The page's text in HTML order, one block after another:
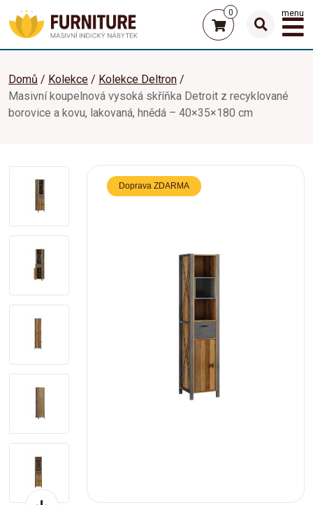
0 menu
Domů Kolekce
Kolekce Deltron
Masivní koupelnová vysoká skříňka Detroit z recyklované
borovice a kovu, lakovaná, hnědá – 40×35×180 cm
Doprava ZDARMA